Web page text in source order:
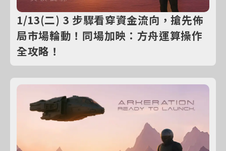
1/13(二) 3 步驟看穿資金流向，搶先佈
局市場輪動！同場加映：方舟運算操作
全攻略！